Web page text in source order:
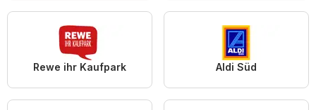
Rewe ihr Kaufpark Aldi Süd